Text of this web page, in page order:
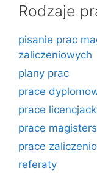
Rodzaje
pisanie prac
zaliczeniowych
plany prac
prace
prace
prace
prace
referaty